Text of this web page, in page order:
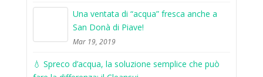
Una ventata di “acqua” fresca anche a
San Donà di Piave!
Mar 19, 2019
💧 Spreco d’acqua, la soluzione semplice che può